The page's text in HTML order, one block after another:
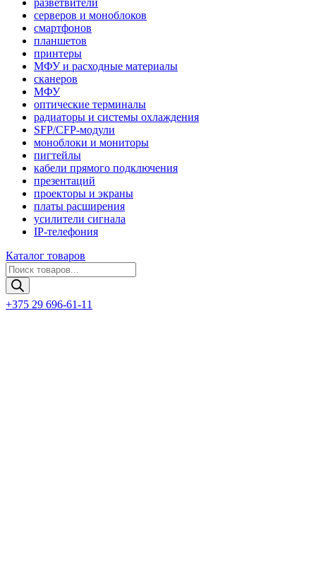
разветвители
серверов и моноблоков
смартфонов
планшетов
принтеры
МФУ и расходные материалы
сканеров
МФУ
оптические терминалы
радиаторы и системы охлаждения
SFP/CFP-модули
моноблоки и мониторы
пигтейлы
кабели прямого подключения
презентаций
проекторы и экраны
платы расширения
усилители сигнала
IP-телефония
Каталог товаров
Поиск
товаров
+375 29 696-61-11